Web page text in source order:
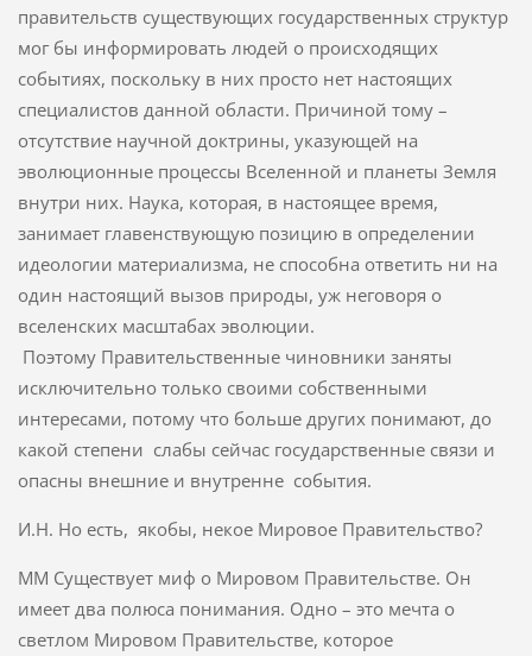
правительств существующих государственных структур
мог бы информировать людей о происходящих
событиях, поскольку в них просто нет настоящих
специалистов данной области. Причиной тому –
отсутствие научной доктрины, указующей на
эволюционные процессы Вселенной и планеты Земля
внутри них. Наука, которая, в настоящее время,
занимает главенствующую позицию в определении
идеологии материализма, не способна ответить ни на
один настоящий вызов природы, уж неговоря о
вселенских масштабах эволюции.
Поэтому Правительственные чиновники заняты
исключительно только своими собственными
интересами, потому что больше других понимают, до
какой степени слабы сейчас государственные связи и
опасны внешние и внутренне события.
И.Н. Но есть, якобы, некое Мировое Правительство?
ММ Существует миф о Мировом Правительстве. Он
имеет два полюса понимания. Одно – это мечта о
светлом Мировом Правительстве, которое